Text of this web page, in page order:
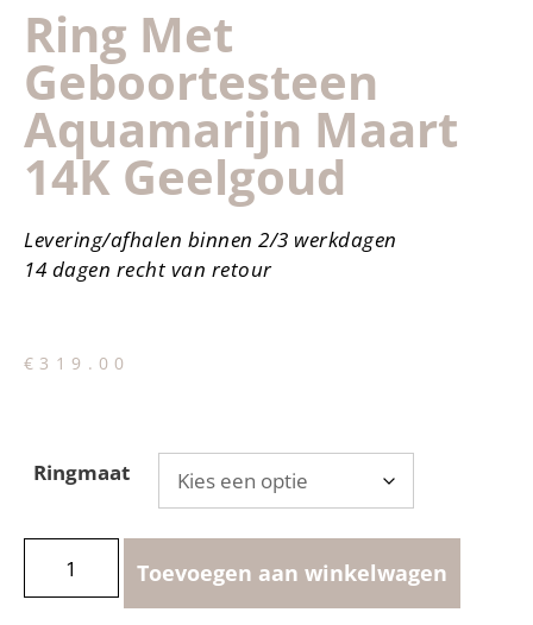
Ring Met
Geboortesteen
Aquamarijn Maart
14K Geelgoud
Levering/afhalen binnen 2/3 werkdagen
14 dagen recht van retour
€ 319.00
Ringmaat
Toevoegen aan winkelwagen